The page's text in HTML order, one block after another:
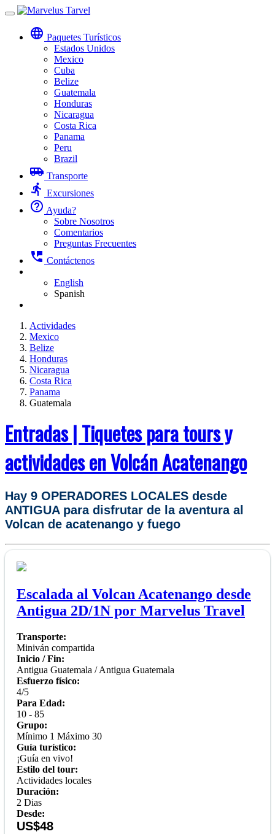
Toggle
navigation
language Paquetes Turísticos
Estados Unidos
Mexico
Cuba
Belize
Guatemala
Honduras
Nicaragua
Costa Rica
Panama
Peru
Brazil
airport_shuttle Transporte
directions_run Excursiones
help_outline Ayuda?
Sobre Nosotros
Comentarios
Preguntas Frecuentes
perm_phone_msg Contáctenos
English
Spanish
Actividades
Mexico
Belize
Honduras
Nicaragua
Costa Rica
Panama
Guatemala
Entradas | Tiquetes para tours y
actividades en Volcán Acatenango
Hay 9 OPERADORES LOCALES desde
ANTIGUA para disfrutar de la aventura al
Volcan de acatenango y fuego
Escalada al Volcan Acatenango desde
Antigua 2D/1N por Marvelus Travel
Transporte:
Miniván compartida
Inicio / Fin:
Antigua Guatemala / Antigua Guatemala
Esfuerzo físico:
4/5
Para Edad:
10 - 85
Grupo:
Mínimo 1 Máximo 30
Guía turístico:
¡Guía en vivo!
Estilo del tour:
Actividades locales
Duración:
2 Dias
Desde:
US$48